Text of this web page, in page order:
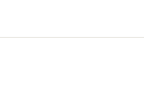
9789188765697